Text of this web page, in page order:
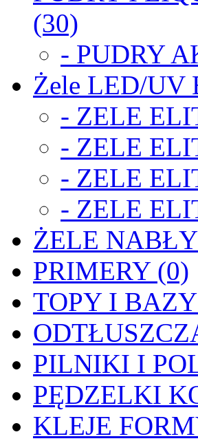
(30)
- PUDRY
Żele LED/UV
- ZELE
- ZELE
- ZELE
- ZELE
ŻELE
PRIMERY (0)
TOPY I
PILNIKI I
PĘDZELKI
KLEJE